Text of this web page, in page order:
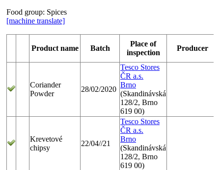
Food group: Spices
[machine translate]
Product name Batch
Place of
inspection
Producer
Coriander
Powder
28/02/2020
Tesco Stores
ČR a.s.
Brno
(Skandinávská
128/2, Brno
619 00)
Krevetové
chipsy
22/04//21
Tesco Stores
ČR a.s.
Brno
(Skandinávská
128/2, Brno
619 00)